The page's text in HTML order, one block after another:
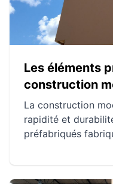
Les éléments
construction
La construction
rapidité et
préfabriqués
nombreux
coûts et